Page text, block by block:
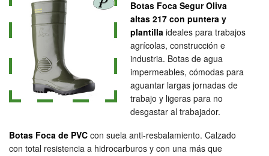
Botas Foca Segur Oliva
altas 217 con puntera y
plantilla ideales para trabajos
agrícolas, construcción e
industria. Botas de agua
impermeables, cómodas para
aguantar largas jornadas de
trabajo y ligeras para no
desgastar al trabajador.
Botas Foca de PVC con suela anti-resbalamiento. Calzado
con total resistencia a hidrocarburos y con una más que